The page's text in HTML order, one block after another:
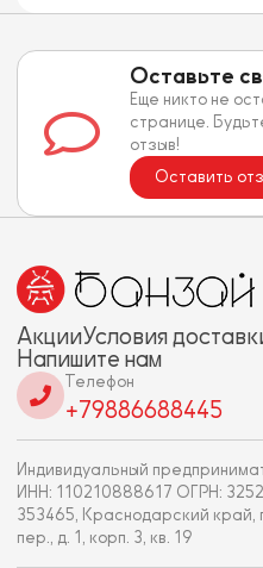
Оставьте
Еще никто не
странице.
отзыв!
Оставить
АкцииУсловия
Напишите нам
Телефон
+79886688445
Индивидуальный
ИНН: 110210888617 ОГРН:
353465, Краснодарский край,
пер., д. 1, корп. 3, кв. 19